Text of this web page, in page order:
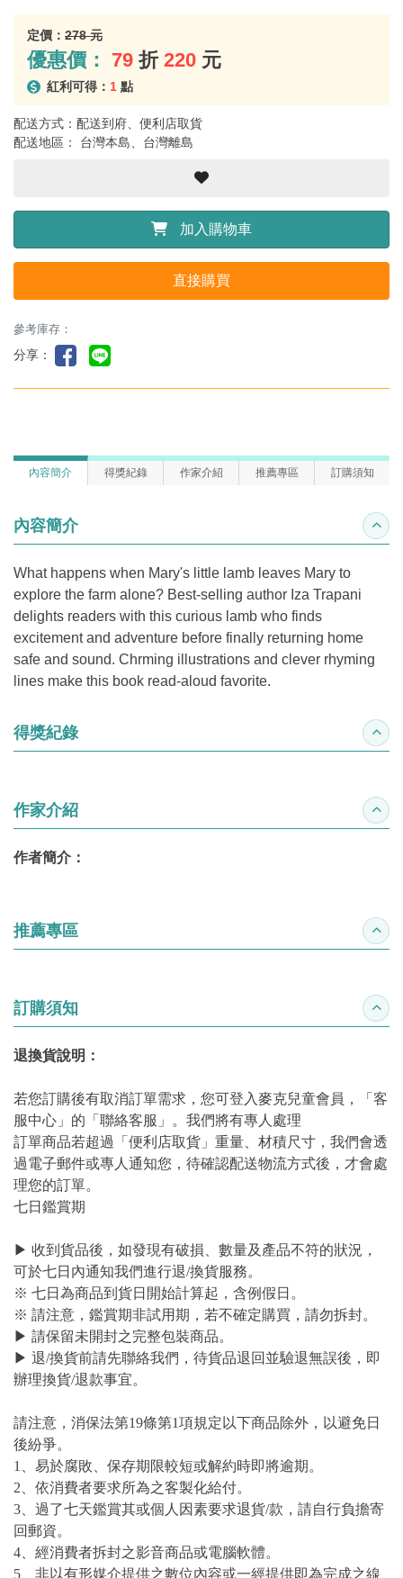
定價： 278 元
優惠價： 79 折 220 元
紅利可得： 1 點
配送方式：配送到府、便利店取貨
配送地區： 台灣本島、台灣離島
加入購物車
直接購買
參考庫存：
分享：
內容簡介 得獎紀錄 作家介紹 推薦專區 訂購須知
內容簡介 收合
What happens when Mary's little lamb leaves Mary to
explore the farm alone? Best-selling author Iza Trapani
delights readers with this curious lamb who finds
excitement and adventure before finally returning home
safe and sound. Chrming illustrations and clever rhyming
lines make this book read-aloud favorite.
得獎紀錄 收合
作家介紹 收合
作者簡介：
推薦專區 收合
訂購須知 收合
退換貨說明：
若您訂購後有取消訂單需求，您可登入麥克兒童會員，「客
服中心」的「聯絡客服」。我們將有專人處理
訂單商品若超過「便利店取貨」重量、材積尺寸，我們會透
過電子郵件或專人通知您，待確認配送物流方式後，才會處
理您的訂單。
七日鑑賞期
▶ 收到貨品後，如發現有破損、數量及產品不符的狀況，
可於七日內通知我們進行退/換貨服務。
※ 七日為商品到貨日開始計算起，含例假日。
※ 請注意，鑑賞期非試用期，若不確定購買，請勿拆封。
▶ 請保留未開封之完整包裝商品。
▶ 退/換貨前請先聯絡我們，待貨品退回並驗退無誤後，即
辦理換貨/退款事宜。
請注意，消保法第19條第1項規定以下商品除外，以避免日
後紛爭。
1、易於腐敗、保存期限較短或解約時即將逾期。
2、依消費者要求所為之客製化給付。
3、過了七天鑑賞其或個人因素要求退貨/款，請自行負擔寄
回郵資。
4、經消費者拆封之影音商品或電腦軟體。
5、非以有形媒介提供之數位內容或一經提供即為完成之線